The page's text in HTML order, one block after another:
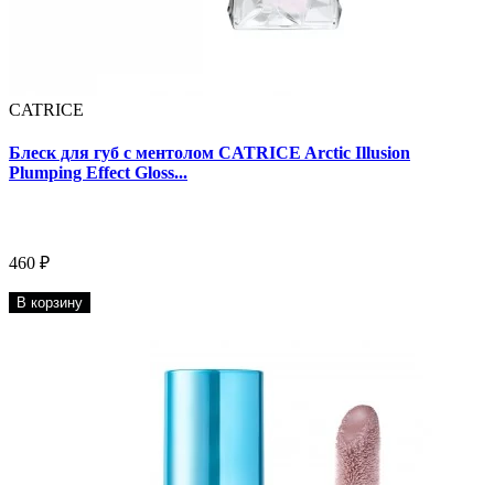
CATRICE
Блеск для губ с ментолом CATRICE Arctic Illusion
Plumping Effect Gloss...
460 ₽
В корзину